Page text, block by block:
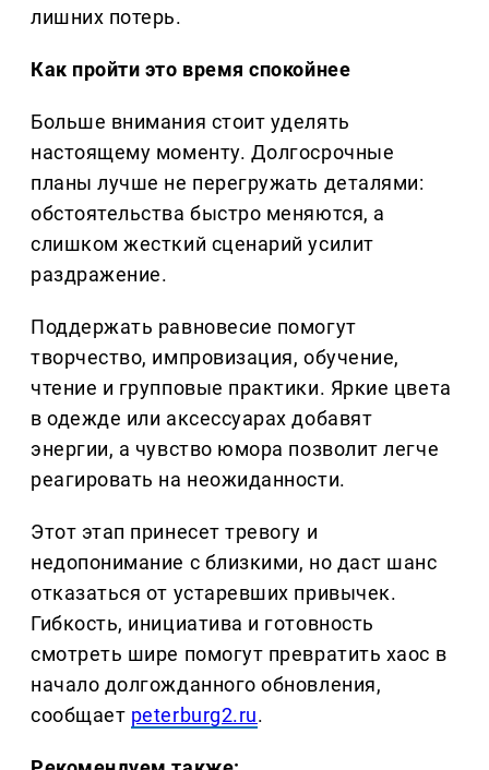
лишних потерь.
Как пройти это время спокойнее
Больше внимания стоит уделять
настоящему моменту. Долгосрочные
планы лучше не перегружать деталями:
обстоятельства быстро меняются, а
слишком жесткий сценарий усилит
раздражение.
Поддержать равновесие помогут
творчество, импровизация, обучение,
чтение и групповые практики. Яркие цвета
в одежде или аксессуарах добавят
энергии, а чувство юмора позволит легче
реагировать на неожиданности.
Этот этап принесет тревогу и
недопонимание с близкими, но даст шанс
отказаться от устаревших привычек.
Гибкость, инициатива и готовность
смотреть шире помогут превратить хаос в
начало долгожданного обновления,
сообщает peterburg2.ru.